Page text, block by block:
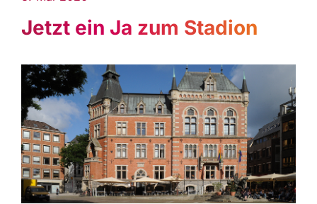
Jetzt ein Ja zum Stadion